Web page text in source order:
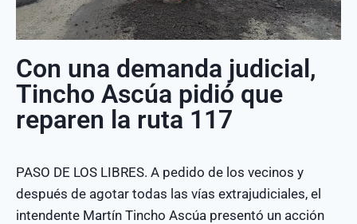
Con una demanda judicial,
Tincho Ascúa pidió que
reparen la ruta 117
PASO DE LOS LIBRES. A pedido de los vecinos y
después de agotar todas las vías extrajudiciales, el
intendente Martín Tincho Ascúa presentó un acción